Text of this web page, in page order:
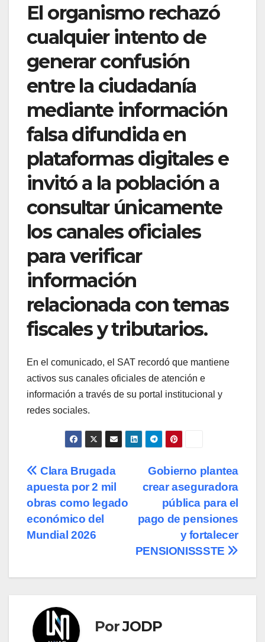
El organismo rechazó
cualquier intento de
generar confusión
entre la ciudadanía
mediante información
falsa difundida en
plataformas digitales e
invitó a la población a
consultar únicamente
los canales oficiales
para verificar
información
relacionada con temas
fiscales y tributarios.
En el comunicado, el SAT recordó que mantiene
activos sus canales oficiales de atención e
información a través de su portal institucional y
redes sociales.
Navegación
de
entradas
Gobierno plantea
crear aseguradora
pública para el
pago de pensiones
y fortalecer
PENSIONISSSTE
Clara Brugada
apuesta por 2 mil
obras como legado
económico del
Mundial 2026
PorJODP